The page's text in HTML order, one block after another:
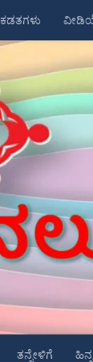
ಕಡತಗಳು
ತನ್ನೇಳಿಗೆ